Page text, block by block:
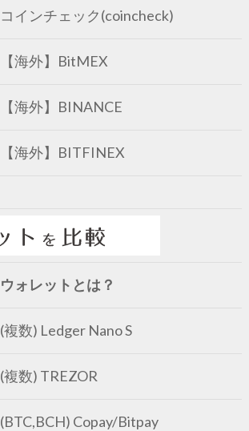
コインチェック(coincheck)
【海外】BitMEX
【海外】BINANCE
【海外】BITFINEX
ウォレットとは？
(複数) Ledger Nano S
(複数) TREZOR
(BTC,BCH) Copay/Bitpay